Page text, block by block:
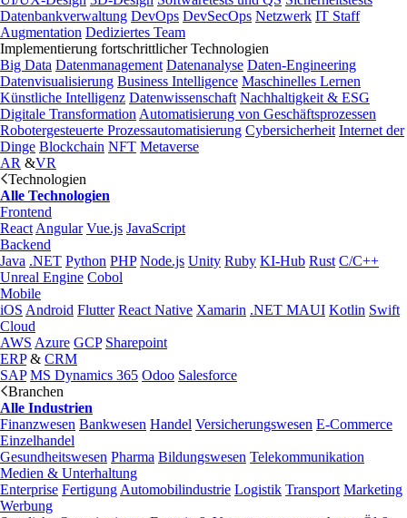
Datenbankverwaltung DevOps DevSecOps Netzwerk IT Staff
Augmentation Dediziertes Team
Implementierung fortschrittlicher Technologien
Big Data Datenmanagement Datenanalyse Daten-Engineering
Datenvisualisierung Business Intelligence Maschinelles Lernen
Künstliche Intelligenz Datenwissenschaft Nachhaltigkeit & ESG
Digitale Transformation Automatisierung von Geschäftsprozessen
Robotergesteuerte Prozessautomatisierung Cybersicherheit Internet der
Dinge Blockchain NFT Metaverse
AR &VR
Technologien
Alle Technologien
Frontend
React Angular Vue.js JavaScript
Backend
Java .NET Python PHP Node.js Unity Ruby KI-Hub Rust C/C++
Unreal Engine Cobol
Mobile
iOS Android Flutter React Native Xamarin .NET MAUI Kotlin Swift
Cloud
AWS Azure GCP Sharepoint
ERP& CRM
SAP MS Dynamics 365 Odoo Salesforce
Branchen
Alle Industrien
Finanzwesen Bankwesen Handel Versicherungswesen E-Commerce
Einzelhandel
Gesundheitswesen Pharma Bildungswesen Telekommunikation
Medien & Unterhaltung
Enterprise Fertigung Automobilindustrie Logistik Transport Marketing
Werbung